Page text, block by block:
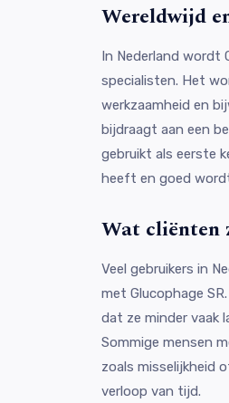
Wereldwijd
In Nederland wordt
specialisten. Het
werkzaamheid en
bijdraagt aan een
gebruikt als eerste
heeft en goed
Wat cliënten
Veel gebruikers in
met Glucophage
dat ze minder vaak
Sommige mensen
zoals misselijkheid
verloop van tijd.